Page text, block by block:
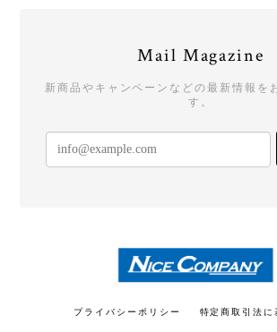
ご購入ありがとうございまし
ろしくお願いいたします！
ご購入ありがとうございます
Mail Magazine
新商品やキャンペーンなどの最新情報を
す。
プライバシーポリシー 特定商取引法に